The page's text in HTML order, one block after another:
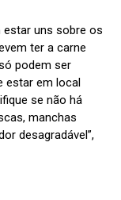
estar uns sobre os
ter a carne
podem ser
estar em local
se não há
manchas
desagradável”,